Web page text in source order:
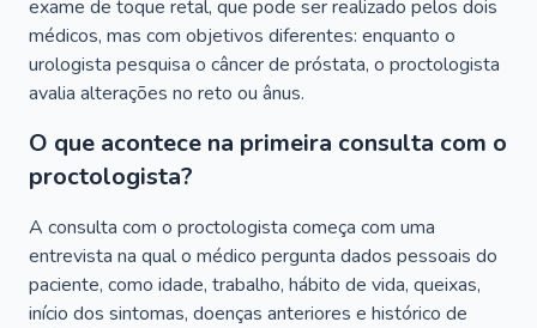
exame de toque retal, que pode ser realizado pelos dois
médicos, mas com objetivos diferentes: enquanto o
urologista pesquisa o câncer de próstata, o proctologista
avalia alterações no reto ou ânus.
O que acontece na primeira consulta com o
proctologista?
A consulta com o proctologista começa com uma
entrevista na qual o médico pergunta dados pessoais do
paciente, como idade, trabalho, hábito de vida, queixas,
início dos sintomas, doenças anteriores e histórico de